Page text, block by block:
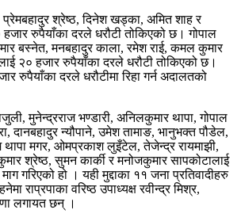
प्रेमबहादुर श्रेष्ठ, दिनेश खड्का, अमित शाह र
रुपैयाँका दरले धरौटी तोकिएको छ। गोपाल
बस्नेत, मनबहादुर काला, रमेश राई, कमल कुमार
२० हजार रुपैयाँका दरले धरौटी तोकिएको छ।
रुपैयाँका दरले धरौटीमा रिहा गर्न अदालतको
मुनेन्द्रराज भण्डारी, अनिलकुमार थापा, गोपाल
दानबहादुर न्यौपाने, उमेश तामाङ, भानुभक्त पौडेल,
थापा मगर, ओमप्रकाश लुइँटेल, तेजेन्द्र रायमाझी,
श्रेष्ठ, सुमन कार्की र मनोजकुमार सापकोटालाई
गरिएको हो । यही मुद्दाका ११ जना प्रतिवादीहरु
राप्रपाका वरिष्ठ उपाध्यक्ष रवीन्द्र मिश्र,
लगायत छन् ।